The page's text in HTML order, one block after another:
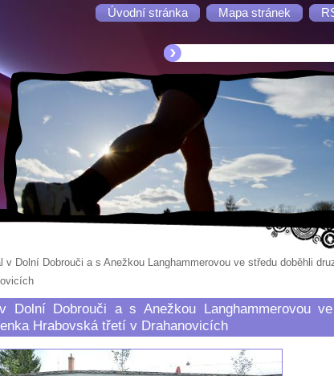
Úvodní stránka Mapa stránek
v Dolní Dobrouči a s Anežkou Langhammerovou ve středu doběhli
Dolní Dobrouči a s Anežkou Langhammerovou
Hrabovská třetí v Drahanovicích